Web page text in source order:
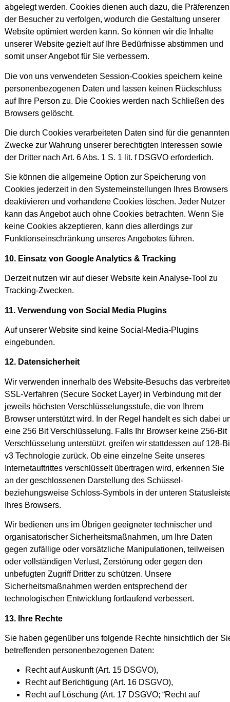
abgelegt werden. Cookies dienen auch dazu, die Präferenzen
der Besucher zu verfolgen, wodurch die Gestaltung unserer
Website optimiert werden kann. So können wir die Inhalte
unserer Website gezielt auf Ihre Bedürfnisse abstimmen und
somit unser Angebot für Sie verbessern.
Die von uns verwendeten Session-Cookies speichern keine
personenbezogenen Daten und lassen keinen Rückschluss
auf Ihre Person zu. Die Cookies werden nach Schließen des
Browsers gelöscht.
Die durch Cookies verarbeiteten Daten sind für die genannten
Zwecke zur Wahrung unserer berechtigten Interessen sowie
der Dritter nach Art. 6 Abs. 1 S. 1 lit. f DSGVO erforderlich.
Sie können die allgemeine Option zur Speicherung von
Cookies jederzeit in den Systemeinstellungen Ihres Browsers
deaktivieren und vorhandene Cookies löschen. Jeder Nutzer
kann das Angebot auch ohne Cookies betrachten. Wenn Sie
keine Cookies akzeptieren, kann dies allerdings zur
Funktionseinschränkung unseres Angebotes führen.
10. Einsatz von Google Analytics & Tracking
Derzeit nutzen wir auf dieser Website kein Analyse-Tool zu
Tracking-Zwecken.
11. Verwendung von Social Media Plugins
Auf unserer Website sind keine Social-Media-Plugins
eingebunden.
12. Datensicherheit
Wir verwenden innerhalb des Website-Besuchs das
SSL-Verfahren (Secure Socket Layer) in Verbindung mit der
jeweils höchsten Verschlüsselungsstufe, die von Ihrem
Browser unterstützt wird. In der Regel handelt es sich dabei
eine 256 Bit Verschlüsselung. Falls Ihr Browser keine 256-Bit
Verschlüsselung unterstützt, greifen wir stattdessen auf 128-
v3 Technologie zurück. Ob eine einzelne Seite unseres
Internetauftrittes verschlüsselt übertragen wird, erkennen Sie
an der geschlossenen Darstellung des Schüssel-
beziehungsweise Schloss-Symbols in der unteren
Ihres Browsers.
Wir bedienen uns im Übrigen geeigneter technischer und
organisatorischer Sicherheitsmaßnahmen, um Ihre Daten
gegen zufällige oder vorsätzliche Manipulationen, teilweisen
oder vollständigen Verlust, Zerstörung oder gegen den
unbefugten Zugriff Dritter zu schützen. Unsere
Sicherheitsmaßnahmen werden entsprechend der
technologischen Entwicklung fortlaufend verbessert.
13. Ihre Rechte
Sie haben gegenüber uns folgende Rechte hinsichtlich der
betreffenden personenbezogenen Daten:
Recht auf Auskunft (Art. 15 DSGVO),
Recht auf Berichtigung (Art. 16 DSGVO),
Recht auf Löschung (Art. 17 DSGVO; “Recht auf